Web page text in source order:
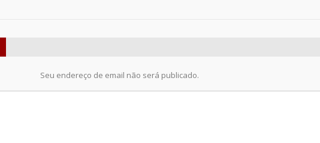
Seu endereço de email não será publicado.